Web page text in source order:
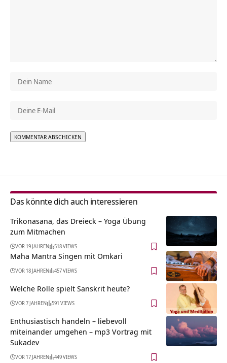
Das könnte dich auch interessieren
Trikonasana, das Dreieck – Yoga Übung
zum Mitmachen
VOR 19 JAHREN 518 VIEWS
Maha Mantra Singen mit Omkari
VOR 18 JAHREN 457 VIEWS
Welche Rolle spielt Sanskrit heute?
VOR 7 JAHREN 591 VIEWS
Enthusiastisch handeln – liebevoll
miteinander umgehen – mp3 Vortrag mit
Sukadev
VOR 17 JAHREN 449 VIEWS